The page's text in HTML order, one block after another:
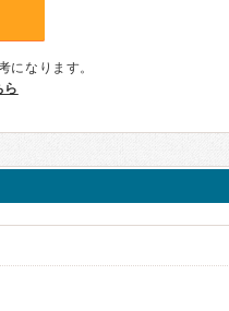
になります。
ら